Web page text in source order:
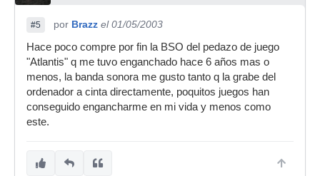
#5 por Brazz el 01/05/2003
Hace poco compre por fin la BSO del pedazo de juego
"Atlantis" q me tuvo enganchado hace 6 años mas o
menos, la banda sonora me gusto tanto q la grabe del
ordenador a cinta directamente, poquitos juegos han
conseguido engancharme en mi vida y menos como
este.